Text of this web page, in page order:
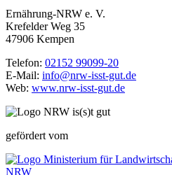
Ernährung-NRW e. V.
Krefelder Weg 35
47906 Kempen
Telefon: 02152 99099-20
E-Mail: info@nrw-isst-gut.de
Web: www.nrw-isst-gut.de
gefördert vom